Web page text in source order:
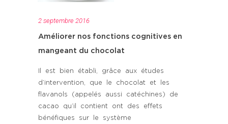
2 septembre 2016
Améliorer nos fonctions cognitives en
mangeant du chocolat
Il est bien établi, grâce aux études
d’intervention, que le chocolat et les
flavanols (appelés aussi catéchines) de
cacao qu’il contient ont des effets
bénéfiques sur le système